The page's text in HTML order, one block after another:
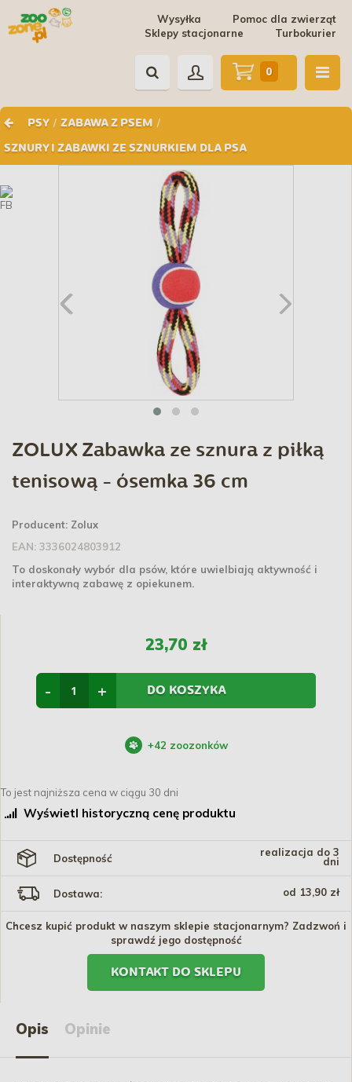
Pomoc dla zwierząt
Wysyłka
Turbokurier
Sklepy stacjonarne
PSY / ZABAWA Z PSEM /
SZNURY I ZABAWKI ZE SZNURKIEM DLA PSA
0
ZOLUX Zabawka ze sznura z piłką
tenisową - ósemka 36 cm
Producent: Zolux
EAN: 3336024803912
To doskonały wybór dla psów, które uwielbiają aktywność i
interaktywną zabawę z opiekunem.
23,70 zł
+
- DO KOSZYKA
+42 zoozonków
To jest najniższa cena w ciągu 30 dni
Wyświetl historyczną cenę produktu
Dostępność
realizacja do 3
dni
Dostawa: od 13,90 zł
Chcesz kupić produkt w naszym sklepie stacjonarnym? Zadzwoń i
sprawdź jego dostępność
KONTAKT DO SKLEPU
Opis Opinie